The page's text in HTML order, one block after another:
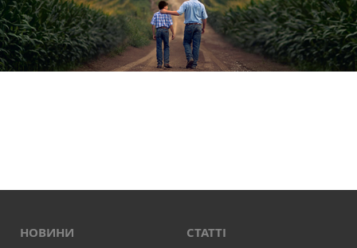
НОВИНИ СТАТТІ